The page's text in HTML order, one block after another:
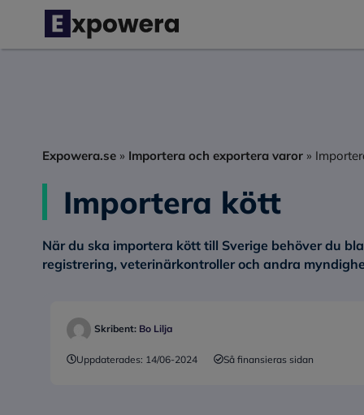
innehåll
Expowera.se » Importera och exportera varor »
Importera kött
När du ska importera kött till Sverige behöver du
registrering, veterinärkontroller och andra
Skribent: Bo Lilja
Uppdaterades: 14/06-2024 Så finansieras sidan